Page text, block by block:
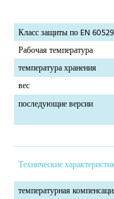
Класс защиты по EN 60529
Рабочая температура
температура хранения
вес
последующие версии
Технические
температурная